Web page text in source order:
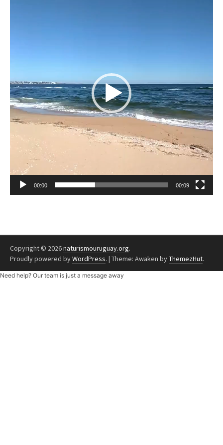
00:00 00:09
Copyright © 2026naturismouruguay.org.
Proudly powered byWordPress. | Theme: Awaken byThemezHut.
Need help? Our team is just a message away